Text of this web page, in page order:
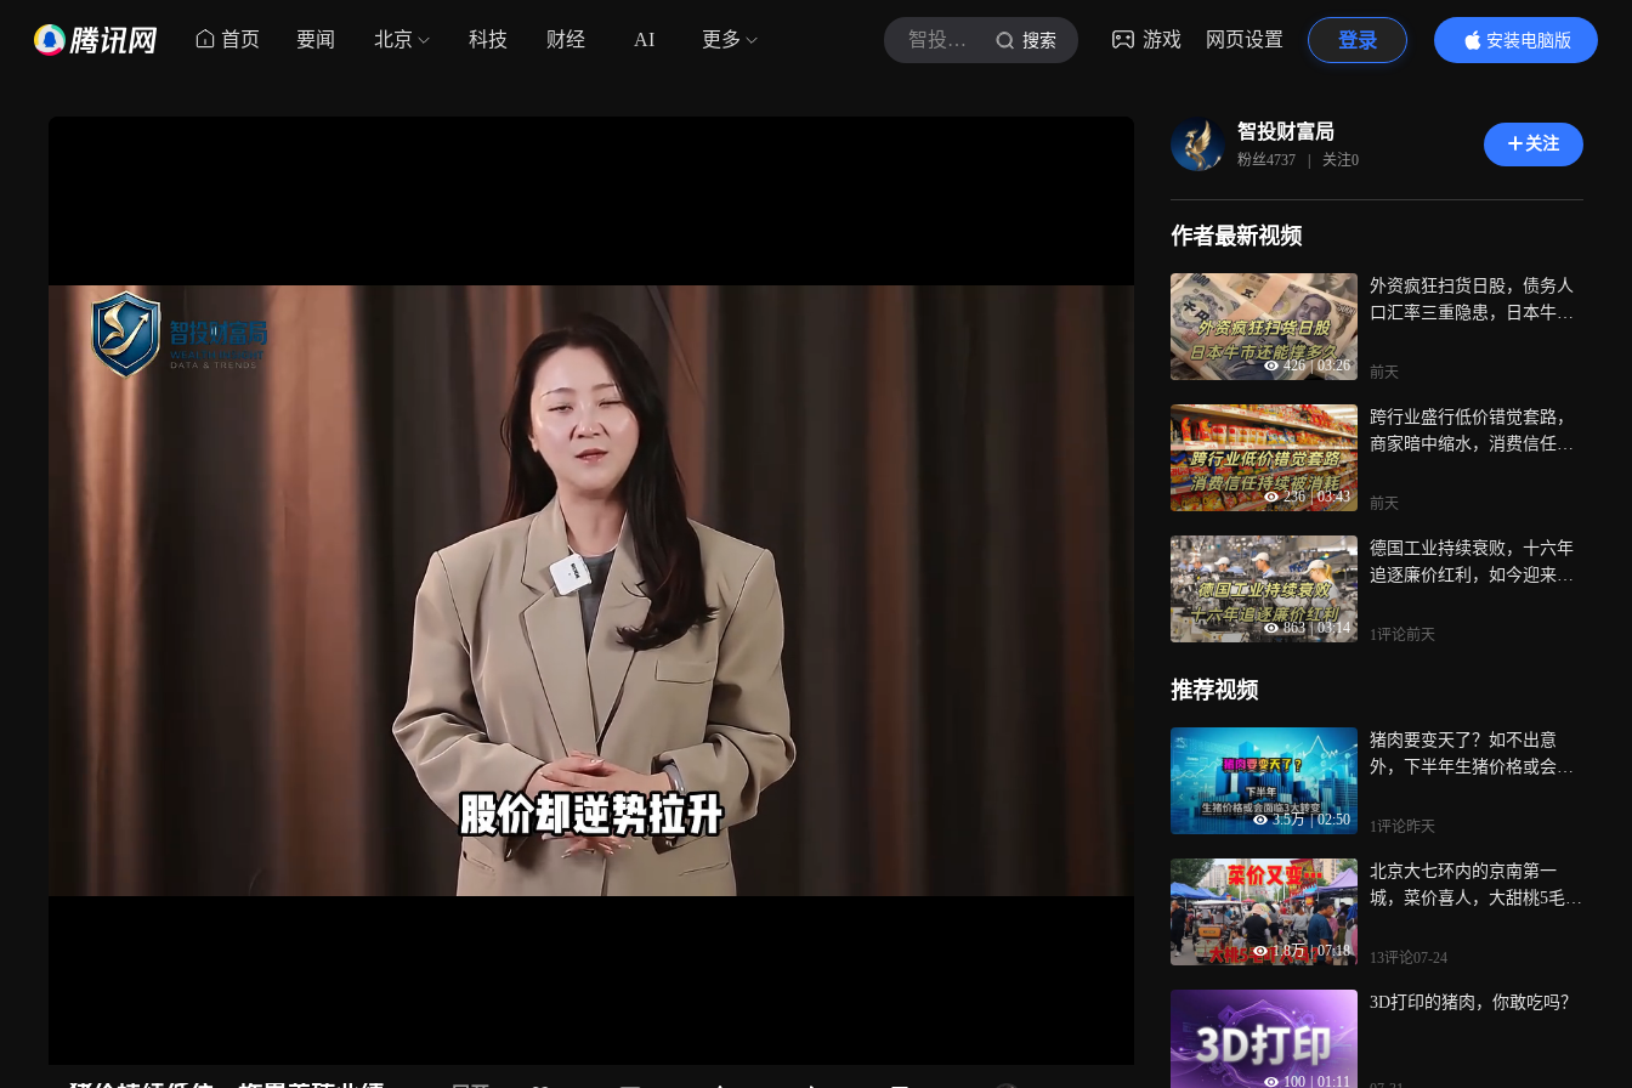
首页 要闻 北京 科技 财经 AI 更多 智投财富局 搜索 游戏 网页设置 登录
安装电脑版
内容更精彩
智投财富局
粉丝4737 | 关注0
关注
作者最新视频
426 | 03:26
外资疯狂扫货日股，债务人
口汇率三重隐患，日本牛市
前天
236 | 03:43
跨行业盛行低价错觉套路，
商家暗中缩水，消费信任持
前天
863 | 03:14
德国工业持续衰败，十六年
追逐廉价红利，如今迎来漫
1评论前天
推荐视频
3.5万 | 02:50
猪肉要变天了？如不出意
外，下半年生猪价格或会面
1评论昨天
1.8万 | 07:18
北京大七环内的京南第一
城，菜价喜人，大甜桃5毛，
13评论07-24
100 01:11
3D打印的猪肉，你敢吃吗？